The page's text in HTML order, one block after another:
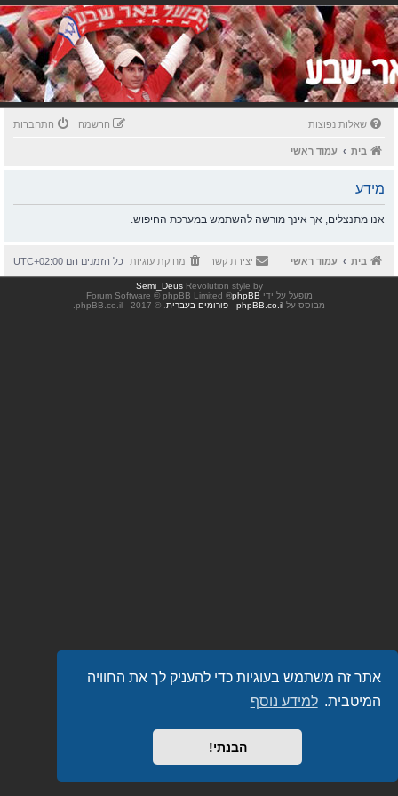
אתר זה משתמש בעוגיות כדי להעניק לך את החוויה
המיטבית. למידע נוסף
הבנתי!
שאלות נפוצות התחברות הרשמה
בית עמוד ראשי
מידע
אנו מתנצלים, אך אינך מורשה להשתמש במערכת החיפוש.
בית עמוד ראשי כל הזמנים הם UTC+02:00 מחיקת עוגיות יצירת קשר
Revolution style by
Semi_Deus
מופעל על ידי phpBB
® Forum Software © phpBB Limited
מבוסס על phpBB.co.il - פורומים בעברית . © 2017 - phpBB.co.il.